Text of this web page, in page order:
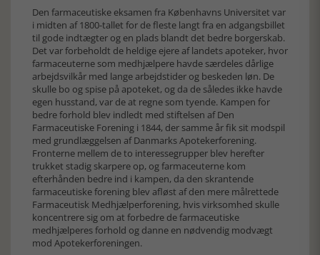
Den farmaceutiske eksamen fra Københavns Universitet var
i midten af 1800-tallet for de fleste langt fra en adgangsbillet
til gode indtægter og en plads blandt det bedre borgerskab.
Det var forbeholdt de heldige ejere af landets apoteker, hvor
farmaceuterne som medhjælpere havde særdeles dårlige
arbejdsvilkår med lange arbejdstider og beskeden løn. De
skulle bo og spise på apoteket, og da de således ikke havde
egen husstand, var de at regne som tyende. Kampen for
bedre forhold blev indledt med stiftelsen af Den
Farmaceutiske Forening i 1844, der samme år fik sit modspil
med grundlæggelsen af Danmarks Apotekerforening.
Fronterne mellem de to interessegrupper blev herefter
trukket stadig skarpere op, og farmaceuterne kom
efterhånden bedre ind i kampen, da den skrantende
farmaceutiske forening blev afløst af den mere målrettede
Farmaceutisk Medhjælperforening, hvis virksomhed skulle
koncentrere sig om at forbedre de farmaceutiske
medhjælperes forhold og danne en nødvendig modvægt
mod Apotekerforeningen.